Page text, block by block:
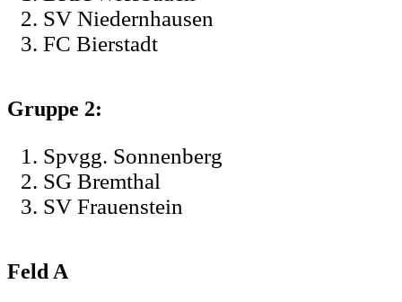
SV Niedernhausen
FC Bierstadt
Gruppe 2:
Spvgg. Sonnenberg
SG Bremthal
SV Frauenstein
Feld A